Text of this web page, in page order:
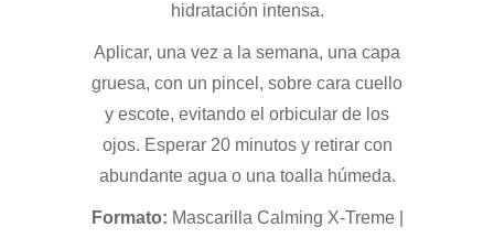
hidratación intensa.
Aplicar, una vez a la semana, una capa
gruesa, con un pincel, sobre cara cuello
y escote, evitando el orbicular de los
ojos. Esperar 20 minutos y retirar con
abundante agua o una toalla húmeda.
Formato: Mascarilla Calming X-Treme |